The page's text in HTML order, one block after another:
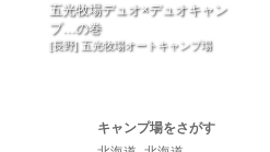
五光牧場デュオ×デュオキャン
プ…の巻
[長野] 五光牧場オートキャンプ場
キャンプ場をさがす